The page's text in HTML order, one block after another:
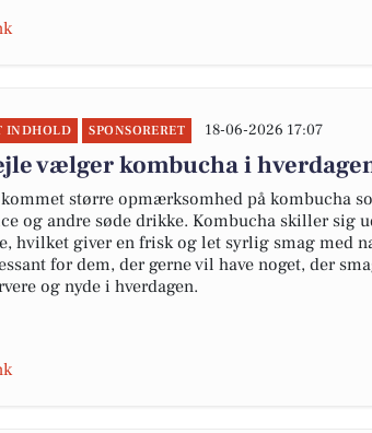
INDHOLD SPONSORERET 18-06-2026 17:07
vælger kombucha i
større opmærksomhed på kombucha
og andre søde drikke. Kombucha skiller sig
hvilket giver en frisk og let syrlig smag med
for dem, der gerne vil have noget, der
og nyde i hverdagen.